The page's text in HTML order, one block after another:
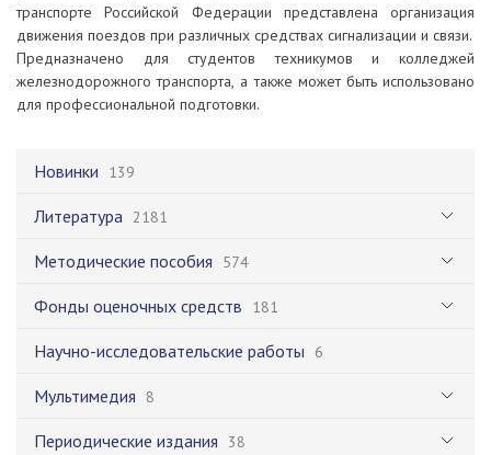
Новинки 139
Литература 2181
Методические пособия 574
Фонды оценочных средств 181
Научно-исследовательские работы 6
Мультимедия 8
Периодические издания 38
транспорте Российской Федерации представлена организация
движения поездов при различных средствах сигнализации и связи.
Предназначено для студентов техникумов и колледжей
железнодорожного транспорта, а также может быть использовано
для профессиональной подготовки.